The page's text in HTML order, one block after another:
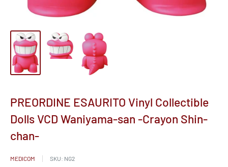
PREORDINE ESAURITO Vinyl Collectible
Dolls VCD Waniyama-san -Crayon Shin-
chan-
MEDICOM SKU: NG2